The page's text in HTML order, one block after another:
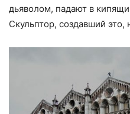
дьяволом, падают в
Скульптор, создавший это,